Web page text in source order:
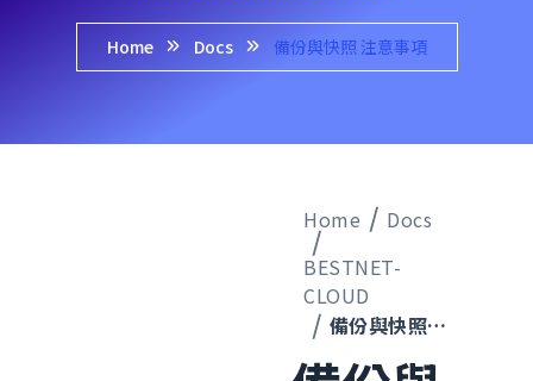
Home Docs 備份與快照 注意事項
Home
Docs
BESTNET-
CLOUD
備份與快照 注意事項